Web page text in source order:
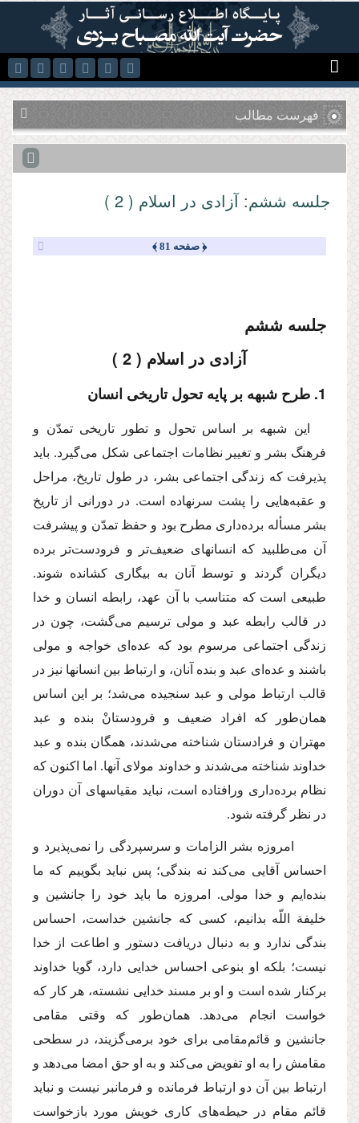
رفتن به محتوای اصلی
فهرست مطالب
جلسه ششم: آزادى در اسلام ( 2 )
﴿ صفحه 81 ﴾
جلسه ششم
آزادى در اسلام ( 2 )
1. طرح شبهه بر پایه تحول تاریخى انسان
این شبهه بر اساس تحول و تطور تاریخى تمدّن و
فرهنگ بشر و تغییر نظامات اجتماعى شكل مى‌گیرد. باید
پذیرفت كه زندگى اجتماعى بشر، در طول تاریخ، مراحل
و عقبه‌هایى را پشت سرنهاده است. در دورانى از تاریخ
بشر مسأله برده‌دارى مطرح بود و حفظ تمدّن و پیشرفت
آن مى‌طلبید كه انسانهاى ضعیف‌تر و فرودست‌تر برده
دیگران گردند و توسط آنان به بیگارى كشانده شوند.
طبیعى است كه متناسب با آن عهد، رابطه انسان و خدا
در قالب رابطه عبد و مولى ترسیم مى‌گشت، چون در
زندگى اجتماعى مرسوم بود كه عده‌اى خواجه و مولى
باشند و عده‌اى عبد و بنده آنان، و ارتباط بین انسانها نیز در
قالب ارتباط مولى و عبد سنجیده مى‌شد؛ بر این اساس
همان‌طور كه افراد ضعیف و فرودستانْ بنده و عبد
مهتران و فرادستان شناخته مى‌شدند، همگان بنده و عبد
خداوند شناخته مى‌شدند و خداوند مولاى آنها. اما اكنون كه
نظام برده‌دارى ورافتاده است، نباید مقیاسهاى آن دوران
در نظر گرفته شود.
امروزه بشر الزامات و سرسپردگى را نمى‌پذیرد و
احساس آقایى مى‌كند نه بندگى؛ پس نباید بگوییم كه ما
بنده‌ایم و خدا مولى. امروزه ما باید خود را جانشین و
خلیفة اللّه بدانیم، كسى كه جانشین خداست، احساس
بندگى ندارد و به دنبال دریافت دستور و اطاعت از خدا
نیست؛ بلكه او بنوعى احساس خدایى دارد، گویا خداوند
بركنار شده است و او بر مسند خدایى نشسته، هر كار كه
خواست انجام مى‌دهد. همان‌طور كه وقتى مقامى
جانشین و قائم‌مقامى براى خود برمى‌گزیند، در سطحى
مقامش را به او تفویض مى‌كند و به او حق امضا مى‌دهد و
ارتباط بین آن دو ارتباط فرمانده و فرمانبر نیست و نباید
قائم مقام در حیطه‌هاى كارى خویش مورد بازخواست